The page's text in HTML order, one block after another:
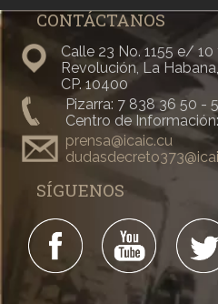
CONTÁCTANOS
Calle 23 No. 1155 e/
Revolución, La
CP. 10400
Pizarra: 7 838 36 50 -
Centro de
prensa@icaic.cu
SÍGUENOS